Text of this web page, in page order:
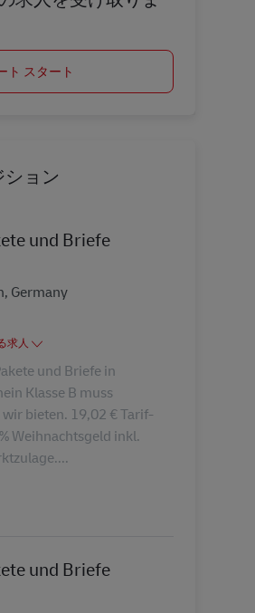
ト スタート
ョン
und Briefe
Germany
求人
und Briefe in
Klasse B muss
bieten. 19,02 € Tarif-
Weihnachtsgeld inkl.
und Briefe